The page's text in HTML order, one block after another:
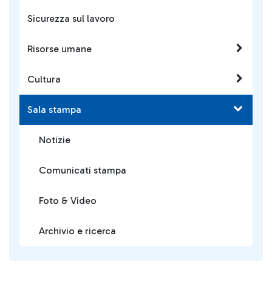
Sicurezza sul lavoro
Risorse umane
Cultura
Sala stampa
Notizie
Comunicati stampa
Foto & Video
Archivio e ricerca